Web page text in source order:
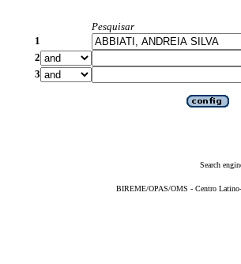
Pesquisar
1
2
3
Search
BIREME/OPAS/OMS - Centro Latino-